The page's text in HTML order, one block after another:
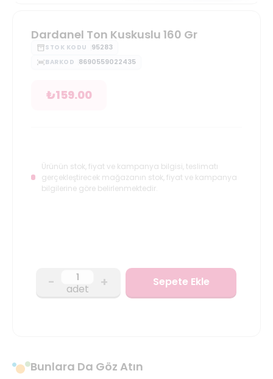
Dardanel Ton Kuskuslu 160 Gr
STOK KODU 95283
BARKOD 8690559022435
₺159.00
Ürünün stok, fiyat ve kampanya bilgisi, teslimatı
gerçekleştirecek mağazanın stok, fiyat ve kampanya
bilgilerine göre belirlenmektedir.
- adet + Sepete Ekle
Bunlara Da Göz Atın